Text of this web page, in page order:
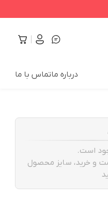
درباره ماتماس با ما
است.
و خرید، سایز محصول